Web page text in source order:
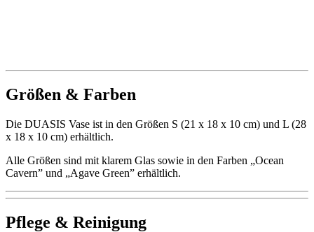
Größen & Farben
Die DUASIS Vase ist in den Größen S (21 x 18 x 10 cm) und L (28
x 18 x 10 cm) erhältlich.
Alle Größen sind mit klarem Glas sowie in den Farben „Ocean
Cavern” und „Agave Green” erhältlich.
Pflege & Reinigung